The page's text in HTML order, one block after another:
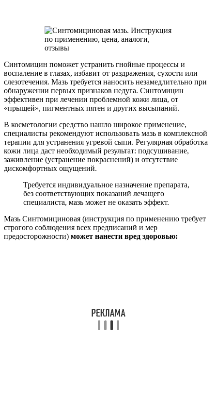
Синтомицин поможет устранить гнойные процессы и
воспаление в глазах, избавит от раздражения, сухости или
слезотечения. Мазь требуется наносить незамедлительно при
обнаружении первых признаков недуга. Синтомицин
эффективен при лечении проблемной кожи лица, от
«прыщей», пигментных пятен и других высыпаний.
В косметологии средство нашло широкое применение,
специалисты рекомендуют использовать мазь в комплексной
терапии для устранения угревой сыпи. Регулярная обработка
кожи лица даст необходимый результат: подсушивание,
заживление (устранение покраснений) и отсутствие
дискомфортных ощущений.
Требуется индивидуальное назначение препарата,
без соответствующих показаний лечащего
специалиста, мазь может не оказать эффект.
Мазь Синтомициновая (инструкция по применению требует
строгого соблюдения всех предписаний и мер
предосторожности) может нанести вред здоровью: